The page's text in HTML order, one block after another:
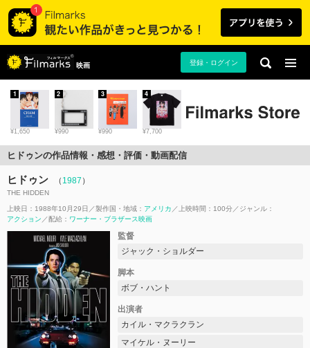
映画 登録・ログイン
¥1,650
1
¥990
2
¥990
3
¥7,700
4
ヒドゥンの作品情報・感想・評価・動画配信
ヒドゥン （ 1987 ）
THE HIDDEN
上映日：1988年10月29日 製作国・地域： アメリカ 上映時間：100分
ジャンル：
アクション
配給： ワーナー・ブラザース映画
監督
ジャック・ショルダー
脚本
ボブ・ハント
出演者
カイル・マクラクラン
マイケル・ヌーリー